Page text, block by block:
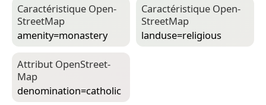
Caractéristique Open­
Street­Map
amenity=­monastery
Caractéristique Open­
Street­Map
landuse=­religious
Attribut Open­Street­
Map
denomination=­catholic